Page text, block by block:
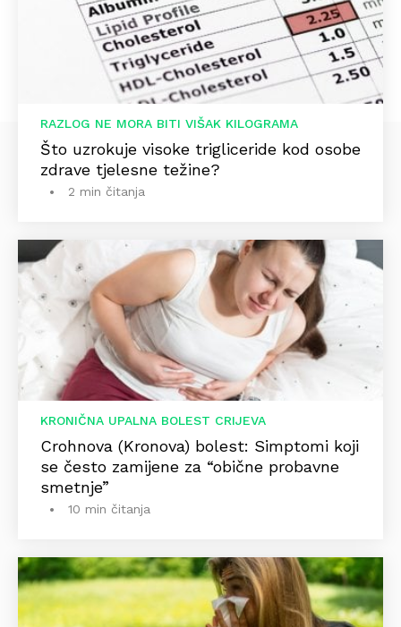
RAZLOG NE MORA BITI VIŠAK KILOGRAMA
Što uzrokuje visoke trigliceride kod osobe
zdrave tjelesne težine?
2 min čitanja
KRONIČNA UPALNA BOLEST CRIJEVA
Crohnova (Kronova) bolest: Simptomi koji
se često zamijene za “obične probavne
smetnje”
10 min čitanja